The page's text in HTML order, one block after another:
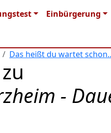
Einbürgerung
Das heißt du wartet
-